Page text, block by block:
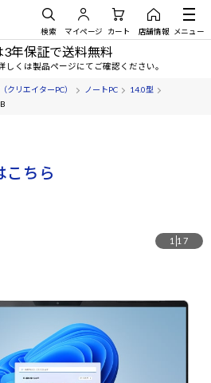
検索 マイページ カート 店舗情報 メニュー
3年保証で送料無料
しくは製品ページにてご確認ください。
クリエイターPC） ノートPC
14.0型
こちら
1 17